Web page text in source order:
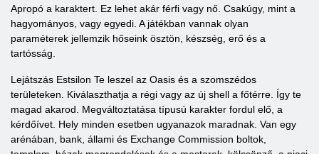
Apropó a karaktert. Ez lehet akár férfi vagy nő. Csakúgy, mint a
hagyományos, vagy egyedi. A játékban vannak olyan
paraméterek jellemzik hőseink ösztön, készség, erő és a
tartósság.
Lejátszás Estsilon Te leszel az Oasis és a szomszédos
területeken. Kiválaszthatja a régi vagy az új shell a főtérre. Így te
magad akarod. Megváltoztatása típusú karakter fordul elő, a
kérdőívet. Hely minden esetben ugyanazok maradnak. Van egy
arénában, bank, állami és Exchange Commission boltok,